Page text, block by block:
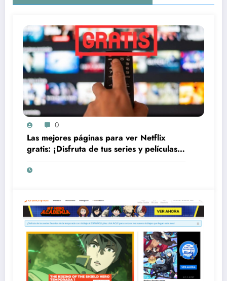
0
Las mejores páginas para ver Netflix
gratis: ¡Disfruta de tus series y películas
favoritas sin pagar!